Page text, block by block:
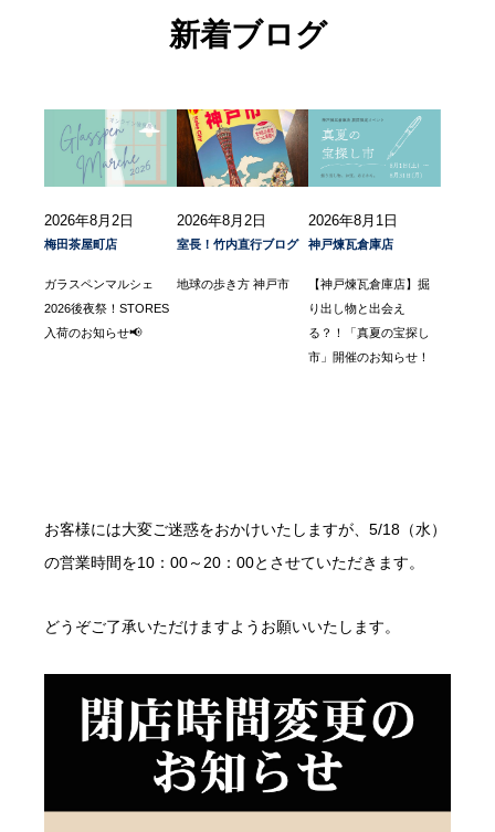
新着ブログ
2026年8月2日
梅田茶屋町店
ガラスペンマルシェ
2026後夜祭！STORES
入荷のお知らせ📢
2026年8月2日
室長！竹内直行ブログ
地球の歩き方 神戸市
2026年8月1日
神戸煉瓦倉庫店
【神戸煉瓦倉庫店】掘
り出し物と出会え
る？！「真夏の宝探し
市」開催のお知らせ！
お客様には大変ご迷惑をおかけいたしますが、5/18（水）
の営業時間を10：00～20：00とさせていただきます。
どうぞご了承いただけますようお願いいたします。